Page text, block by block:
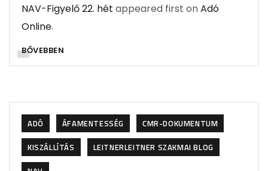
NAV-Figyelő 22. hét appeared first onAdó
Online.
BŐVEBBEN
ADÓ ÁFAMENTESSÉG
CMR-DOKUMENTUM
KISZÁLLÍTÁS
LEITNERLEITNER SZAKMAI BLOG